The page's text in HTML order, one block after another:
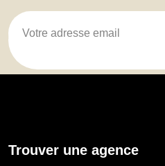
Trouver une agence